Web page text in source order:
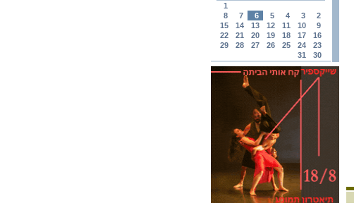
1
2
3
4
5
6
7
8
9
10
11
12
13
14
15
16
17
18
19
20
21
22
23
24
25
26
27
28
29
30
31